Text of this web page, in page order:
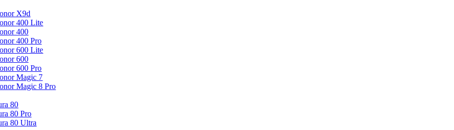
X9d
400 Lite
400
400 Pro
600 Lite
600
600 Pro
Magic 7
Magic 8 Pro
80
80 Pro
80 Ultra